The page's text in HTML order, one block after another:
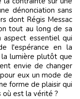
dénonciation sans
dont Régis Messac
tout au long de sa
aspect essentiel qui
l'espérance en la
lumière plutôt que
envie de changer
eux un mode de
forme de plaisir qui
où est la vérité ?